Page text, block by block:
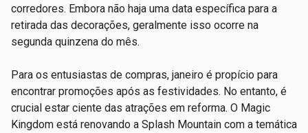
corredores. Embora não haja uma data específica para a
retirada das decorações, geralmente isso ocorre na
segunda quinzena do mês.
Para os entusiastas de compras, janeiro é propício para
encontrar promoções após as festividades. No entanto, é
crucial estar ciente das atrações em reforma. O Magic
Kingdom está renovando a Splash Mountain com a temática